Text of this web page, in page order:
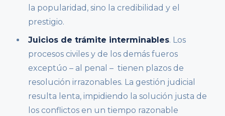
la popularidad, sino la credibilidad y el
prestigio.
Juicios de trámite interminables. Los
procesos civiles y de los demás fueros
exceptúo – al penal – tienen plazos de
resolución irrazonables. La gestión judicial
resulta lenta, impidiendo la solución justa de
los conflictos en un tiempo razonable